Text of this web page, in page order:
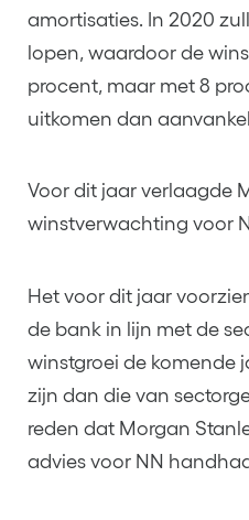
amortisaties. In 2020
lopen, waardoor de
procent, maar met 8
uitkomen dan
Voor dit jaar verlaagde
winstverwachting voor
Het voor dit jaar
de bank in lijn met de
winstgroei de komende
zijn dan die van
reden dat Morgan
advies voor NN